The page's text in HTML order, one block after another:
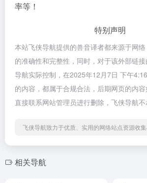
率等！
特别声明
本站飞侠导航提供的兽音译者都来源于网
的准确性和完整性，同时，对于该外部链
导航实际控制，在2025年12月7日 下午
的内容，都属于合规合法，后期网页的内
直接联系网站管理员进行删除，飞侠导航不
飞侠导航致力于优质、实用的网络站点资源收集
相关导航